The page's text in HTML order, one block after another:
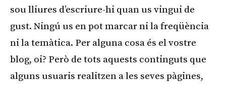
sou lliures d’escriure-hi quan us vingui de
gust. Ningú us en pot marcar ni la freqüència
ni la temàtica. Per alguna cosa és el vostre
blog, oi? Però de tots aquests continguts que
alguns usuaris realitzen a les seves pàgines,